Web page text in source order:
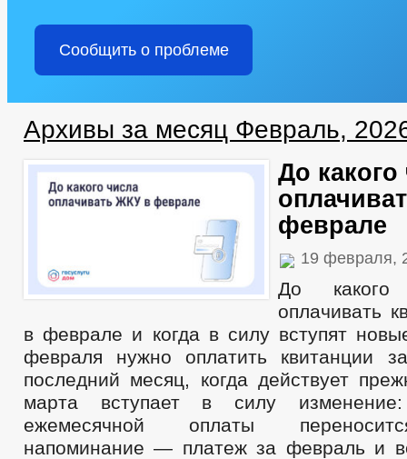
Сообщить о проблеме
Архивы за месяц Февраль,
До какого
феврале
19 февраля,
До
оплачивать
в феврале и когда в силу вступят
февраля нужно оплатить квитанции
последний месяц, когда действует
марта вступает в силу
ежемесячной оплаты
напоминание — платеж за февраль и